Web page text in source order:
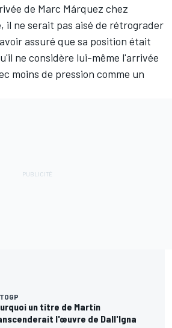
de Marc Márquez chez
il ne serait pas aisé de rétrograder
assuré que sa position était
ne considère lui-même l'arrivée
moins de pression comme un
un titre de Martín
l'œuvre de Dall'Igna